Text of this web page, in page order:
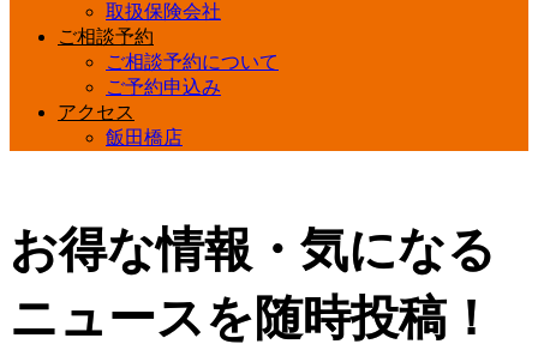
取扱保険会社
ご相談予約
ご相談予約について
ご予約申込み
アクセス
飯田橋店
お得な情報・気になる
ニュースを随時投稿！